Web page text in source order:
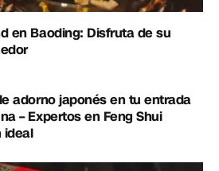
en Baoding: Disfruta de su
adorno japonés en tu entrada
– Expertos en Feng Shui
ideal